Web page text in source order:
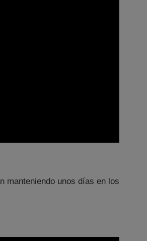
manteniendo unos días en los